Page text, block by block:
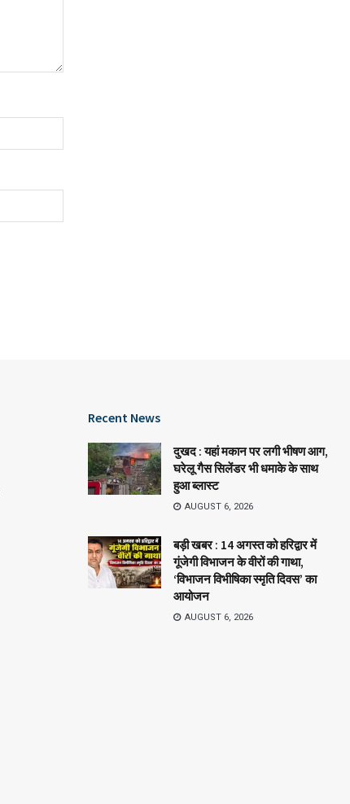
Recent News
दुखद : यहां मकान पर लगी भीषण आग,
घरेलू गैस सिलेंडर भी धमाके के साथ
हुआ ब्लास्ट
AUGUST 6, 2026
बड़ी खबर : 14 अगस्त को हरिद्वार में
गूंजेगी विभाजन के वीरों की गाथा,
‘विभाजन विभीषिका स्मृति दिवस’ का
आयोजन
AUGUST 6, 2026